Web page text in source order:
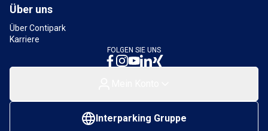
Über uns
Über Contipark
Karriere
FOLGEN SIE UNS
Interparking Gruppe